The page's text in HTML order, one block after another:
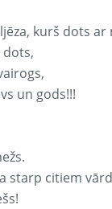
kurš dots ar
dots,
un gods!!!
starp citiem